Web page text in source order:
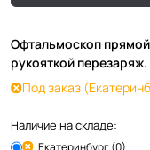
Офтальмоскоп прямой
рукояткой перезаряж.
Под заказ
Наличие на складе:
Екатеринбург (0)